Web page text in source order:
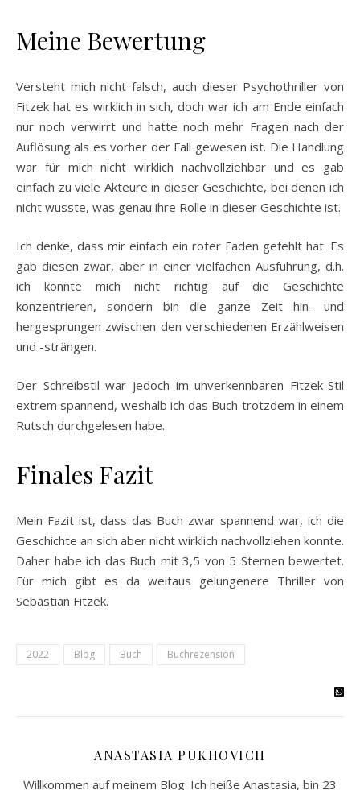
Meine Bewertung
Versteht mich nicht falsch, auch dieser Psychothriller von
Fitzek hat es wirklich in sich, doch war ich am Ende einfach
nur noch verwirrt und hatte noch mehr Fragen nach der
Auflösung als es vorher der Fall gewesen ist. Die Handlung
war für mich nicht wirklich nachvollziehbar und es gab
einfach zu viele Akteure in dieser Geschichte, bei denen ich
nicht wusste, was genau ihre Rolle in dieser Geschichte ist.
Ich denke, dass mir einfach ein roter Faden gefehlt hat. Es
gab diesen zwar, aber in einer vielfachen Ausführung, d.h.
ich konnte mich nicht richtig auf die Geschichte
konzentrieren, sondern bin die ganze Zeit hin- und
hergesprungen zwischen den verschiedenen Erzählweisen
und -strängen.
Der Schreibstil war jedoch im unverkennbaren Fitzek-Stil
extrem spannend, weshalb ich das Buch trotzdem in einem
Rutsch durchgelesen habe.
Finales Fazit
Mein Fazit ist, dass das Buch zwar spannend war, ich die
Geschichte an sich aber nicht wirklich nachvollziehen konnte.
Daher habe ich das Buch mit 3,5 von 5 Sternen bewertet.
Für mich gibt es da weitaus gelungenere Thriller von
Sebastian Fitzek.
2022 Blog Buch Buchrezension
ANASTASIA PUKHOVICH
Willkommen auf meinem Blog. Ich heiße Anastasia, bin 23